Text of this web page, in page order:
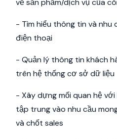
về sản phẩm/dịch vụ của
- Tìm hiểu thông tin và nhu
điện thoại
- Quản lý thông tin khách
trên hệ thống cơ sở dữ liệu
- Xây dựng mối quan hệ
tập trung vào nhu cầu
và chốt sales